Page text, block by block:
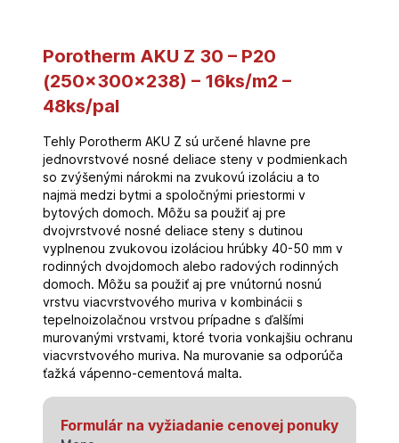
Porotherm AKU Z 30 – P20
(250x300x238) – 16ks/m2 –
48ks/pal
Tehly Porotherm AKU Z sú určené hlavne pre
jednovrstvové nosné deliace steny v podmienkach
so zvýšenými nárokmi na zvukovú izoláciu a to
najmä medzi bytmi a spoločnými priestormi v
bytových domoch. Môžu sa použiť aj pre
dvojvrstvové nosné deliace steny s dutinou
vyplnenou zvukovou izoláciou hrúbky 40-50 mm v
rodinných dvojdomoch alebo radových rodinných
domoch. Môžu sa použiť aj pre vnútornú nosnú
vrstvu viacvrstvového muriva v kombinácii s
tepelnoizolačnou vrstvou prípadne s ďalšími
murovanými vrstvami, ktoré tvoria vonkajšiu ochranu
viacvrstvového muriva. Na murovanie sa odporúča
ťažká vápenno-cementová malta.
Formulár na vyžiadanie cenovej ponuky